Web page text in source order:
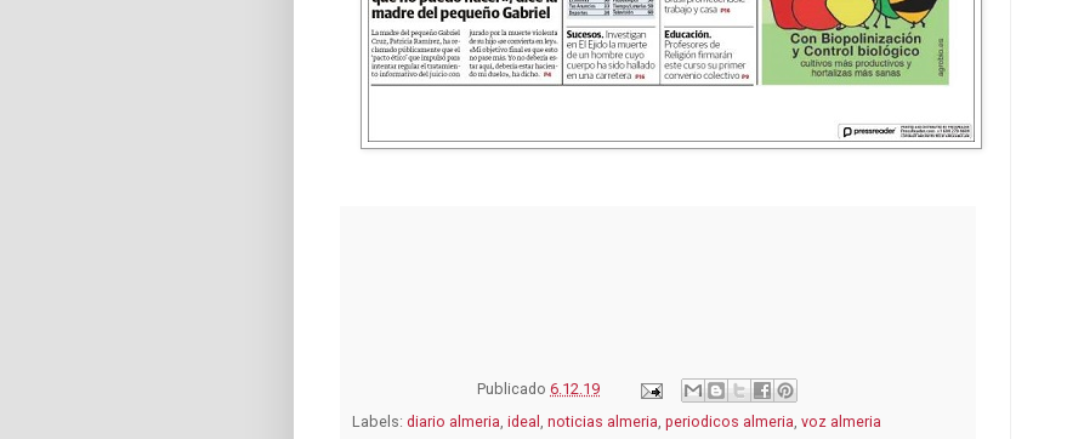
Publicado 6.12.19
Labels: diario almeria, ideal , noticias almeria, periodicos almeria, voz almeria